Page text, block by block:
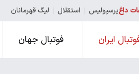
داغپرسپولیس استقلال لیگ قهرمانان
ایران فوتبال جهان